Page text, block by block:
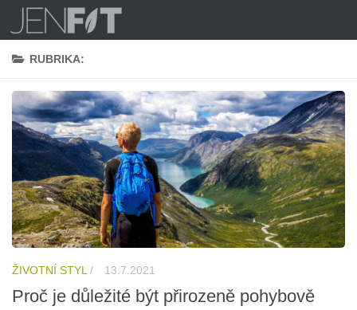
Skip to content
RUBRIKA:
ŽIVOTNÍ STYL / 13.7.2021
Proč je důležité být přirozeně pohybově